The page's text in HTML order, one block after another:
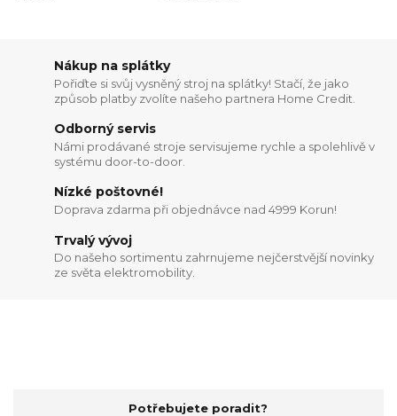
Nákup na splátky
Pořiďte si svůj vysněný stroj na splátky! Stačí, že jako
způsob platby zvolíte našeho partnera Home Credit.
Odborný servis
Námi prodávané stroje servisujeme rychle a spolehlivě v
systému door-to-door.
Nízké poštovné!
Doprava zdarma při objednávce nad 4999 Korun!
Trvalý vývoj
Do našeho sortimentu zahrnujeme nejčerstvější novinky
ze světa elektromobility.
Potřebujete poradit?